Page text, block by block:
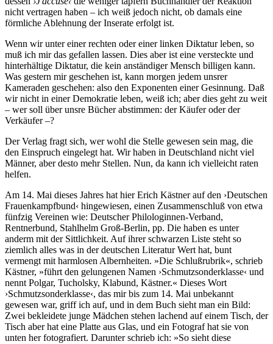
nicht vertragen haben – ich weiß jedoch nicht, ob damals eine
förmliche Ablehnung der Inserate erfolgt ist.
Wenn wir unter einer rechten oder einer linken Diktatur leben, so
muß ich mir das gefallen lassen. Dies aber ist eine versteckte und
hinterhältige Diktatur, die kein anständiger Mensch billigen kann.
Was gestern mir geschehen ist, kann morgen jedem unsrer
Kameraden geschehen: also den Exponenten einer Gesinnung. Daß
wir nicht in einer Demokratie leben, weiß ich; aber dies geht zu weit
– wer soll über unsre Bücher abstimmen: der Käufer oder der
Verkäufer –?
Der Verlag fragt sich, wer wohl die Stelle gewesen sein mag, die
den Einspruch eingelegt hat. Wir haben in Deutschland nicht viel
Männer, aber desto mehr Stellen. Nun, da kann ich vielleicht raten
helfen.
Am 14. Mai dieses Jahres hat hier Erich Kästner auf den ›Deutschen
Frauenkampfbund‹ hingewiesen, einen Zusammenschluß von etwa
fünfzig Vereinen wie: Deutscher Philologinnen-Verband,
Rentnerbund, Stahlhelm Groß-Berlin, pp. Die haben es unter
anderm mit der Sittlichkeit. Auf ihrer schwarzen Liste steht so
ziemlich alles was in der deutschen Literatur Wert hat, bunt
vermengt mit harmlosen Albernheiten. »Die Schlußrubrik«, schrieb
Kästner, »führt den gelungenen Namen ›Schmutzsonderklasse‹ und
nennt Polgar, Tucholsky, Klabund, Kästner.« Dieses Wort
›Schmutzsonderklasse‹, das mir bis zum 14. Mai unbekannt
gewesen war, griff ich auf, und in dem Buch sieht man ein Bild:
Zwei bekleidete junge Mädchen stehen lachend auf einem Tisch, der
Tisch aber hat eine Platte aus Glas, und ein Fotograf hat sie von
unten her fotografiert. Darunter schrieb ich: »So sieht diese